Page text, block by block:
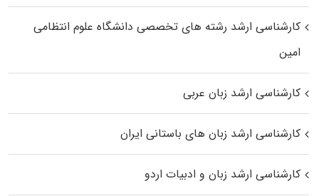
کارشناسی ارشد رﺷﺘﻪ ﻫﺎی تخصصی داﻧﺸﮕﺎه ﻋﻠﻮم انتظامی
اﻣﻴﻦ
کارشناسی ارشد زبان عربی
کارشناسی ارشد زبان‌ های باستانی ایران
کارشناسی ارشد زبان و ادبیات اردو